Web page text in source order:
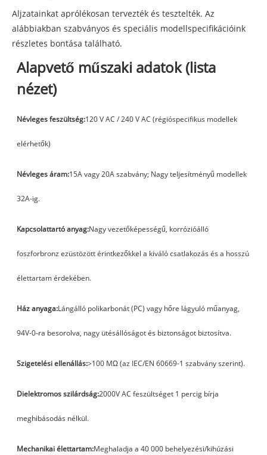
Aljzatainkat aprólékosan tervezték és tesztelték. Az
alábbiakban szabványos és speciális modellspecifikációink
részletes bontása található.
Alapvető műszaki adatok (lista
nézet)
Névleges feszültség:120 V AC / 240 V AC (régióspecifikus modellek
elérhetők)
Névleges áram:15A vagy 20A szabvány; Nagy teljesítményű modellek
32A-ig.
Kapcsolattartó anyag:Nagy vezetőképességű, korrózióálló
foszforbronz ezüstözött érintkezőkkel a kiváló csatlakozás és a hosszú
élettartam érdekében.
Ház anyaga:Lángálló polikarbonát (PC) vagy hőre lágyuló műanyag,
94V-0-ra besorolva, nagy ütésállóságot és biztonságot biztosítva.
Szigetelési ellenállás:>100 MΩ (az IEC/EN 60669-1 szabvány szerint).
Dielektromos szilárdság:2000V AC feszültséget 1 percig bírja
meghibásodás nélkül.
Mechanikai élettartam:Meghaladja a 40 000 behelyezési/kihúzási